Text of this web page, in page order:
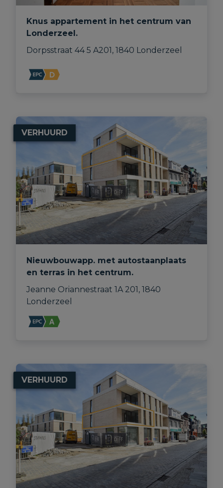
Knus appartement in het centrum van
Londerzeel.
Dorpsstraat 44 5 A201, 1840 Londerzeel
VERHUURD
Nieuwbouwapp. met autostaanplaats
en terras in het centrum.
Jeanne Oriannestraat 1A 201, 1840
Londerzeel
VERHUURD